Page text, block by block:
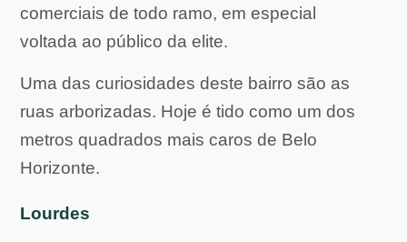
comerciais de todo ramo, em especial
voltada ao público da elite.
Uma das curiosidades deste bairro são as
ruas arborizadas. Hoje é tido como um dos
metros quadrados mais caros de Belo
Horizonte.
Lourdes